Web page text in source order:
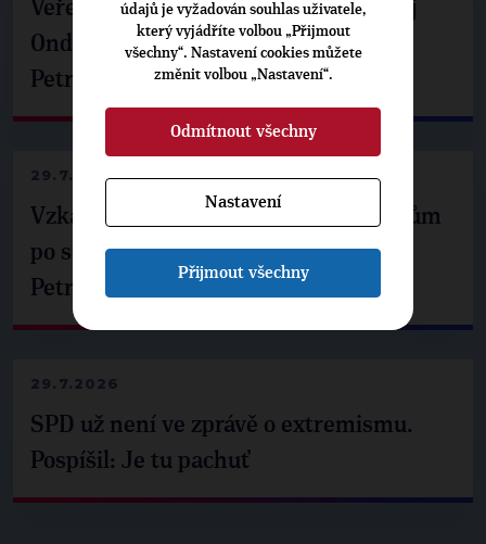
Veřejné finance, euro i školství. Matěj
Ondřej Havel jednal s prezidentem
Petrem Pavlem
29.7.2026
Vzkaz Matěje Ondřeje Havla příznivcům
po setkání s prezidentem republiky
Petrem Pavlem
29.7.2026
SPD už není ve zprávě o extremismu.
Pospíšil: Je tu pachuť
údajů je vyžadován souhlas uživatele,
který vyjádříte volbou „Přijmout
všechny“. Nastavení cookies můžete
změnit volbou „Nastavení“.
Odmítnout všechny
Nastavení
Přijmout všechny